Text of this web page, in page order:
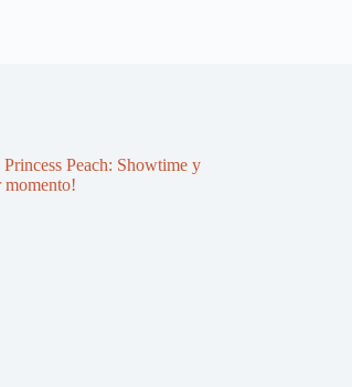
Peach: Showtime y
momento!